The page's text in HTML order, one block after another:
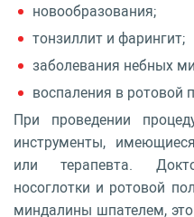
новообразования;
тонзиллит и фарингит;
заболевания небных
воспаления в ротовой
При проведении
инструменты,
или терапевта.
носоглотки и ротовой
миндалины шпателем,